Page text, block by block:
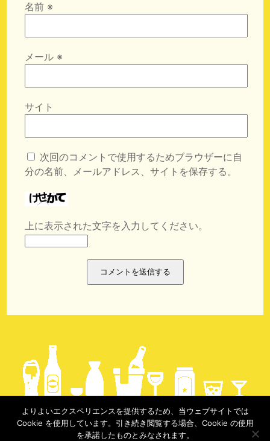
名前 ※
メール ※
サイト
次回のコメントで使用するためブラウザーに自
分の名前、メールアドレス、サイトを保存する。
上に表示された文字を入力してください。
copyright @実録酩酊生活 2017-
よりよいエクスペリエンスを提供するため、当ウェブサイトでは
Cookie を使用しています。引き続き閲覧する場合、Cookie の使用
を承諾したものとみなされます。